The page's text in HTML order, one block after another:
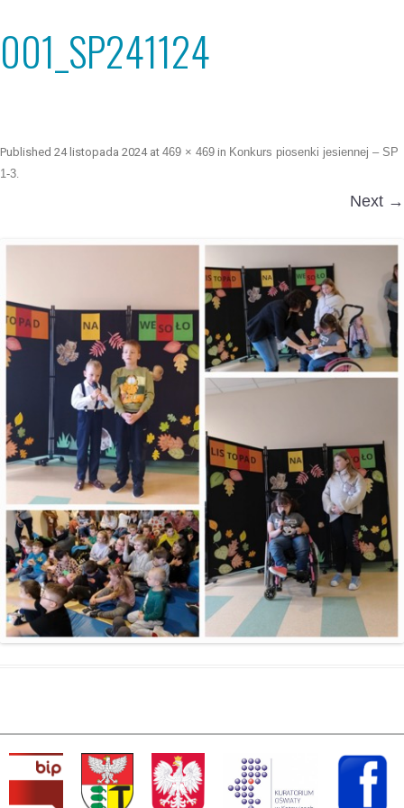
001_SP241124
Published 24 listopada 2024at 469 × 469 in Konkurs piosenki jesiennej – SP
1-3.
Next →